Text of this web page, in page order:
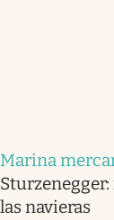
Marina
las navieras